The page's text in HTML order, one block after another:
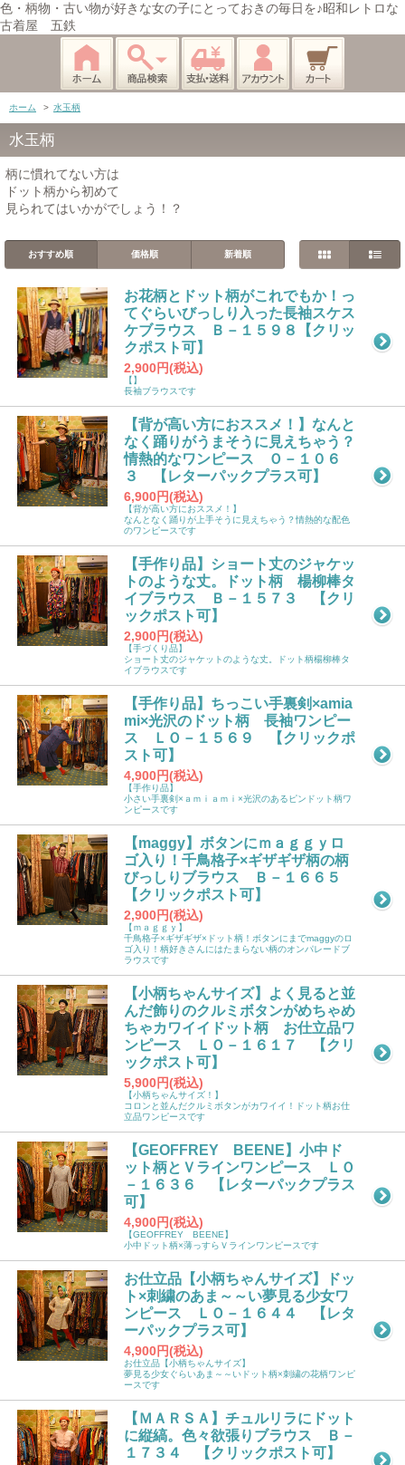
色・柄物・古い物が好きな女の子にとっておきの毎日を♪昭和レトロな
古着屋 五鉄
ホーム > 水玉柄
水玉柄
柄に慣れてない方は
ドット柄から初めて
見られてはいかがでしょう！？
おすすめ順 価格順 新着順
お花柄とドット柄がこれでもか！っ
てぐらいびっしり入った長袖スケス
ケブラウス Ｂ－１５９８【クリッ
クポスト可】
2,900円(税込)
【】
長袖ブラウスです
【背が高い方におススメ！】なんと
なく踊りがうまそうに見えちゃう？
情熱的なワンピース Ｏ－１０６
３ 【レターパックプラス可】
6,900円(税込)
【背が高い方におススメ！】
なんとなく踊りが上手そうに見えちゃう？情熱的な配色
のワンピースです
【手作り品】ショート丈のジャケッ
トのような丈。ドット柄 楊柳棒タ
イブラウス Ｂ－１５７３ 【クリ
ックポスト可】
2,900円(税込)
【手づくり品】
ショート丈のジャケットのような丈。ドット柄楊柳棒タ
イブラウスです
【手作り品】ちっこい手裏剣×amia
mi×光沢のドット柄 長袖ワンピー
ス ＬＯ－１５６９ 【クリックポ
スト可】
4,900円(税込)
【手作り品】
小さい手裏剣×ａｍｉａｍｉ×光沢のあるピンドット柄ワ
ンピースです
【maggy】ボタンにｍａｇｇｙロ
ゴ入り！千鳥格子×ギザギザ柄の柄
びっしりブラウス Ｂ－１６６５
【クリックポスト可】
2,900円(税込)
【ｍａｇｇｙ】
千鳥格子×ギザギザ×ドット柄！ボタンにまでmaggyのロ
ゴ入り！柄好きさんにはたまらない柄のオンパレードブ
ラウスです
【小柄ちゃんサイズ】よく見ると並
んだ飾りのクルミボタンがめちゃめ
ちゃカワイイドット柄 お仕立品ワ
ンピース ＬＯ－１６１７ 【クリ
ックポスト可】
5,900円(税込)
【小柄ちゃんサイズ！】
コロンと並んだクルミボタンがカワイイ！ドット柄お仕
立品ワンピースです
【GEOFFREY BEENE】小中ド
ット柄とＶラインワンピース ＬＯ
－１６３６ 【レターパックプラス
可】
4,900円(税込)
【GEOFFREY BEENE】
小中ドット柄×薄っすらＶラインワンピースです
お仕立品【小柄ちゃんサイズ】ドッ
ト×刺繍のあま～～い夢見る少女ワ
ンピース ＬＯ－１６４４ 【レタ
ーパックプラス可】
4,900円(税込)
お仕立品【小柄ちゃんサイズ】
夢見る少女ぐらいあま～～いドット柄×刺繍の花柄ワンピ
ースです
【ＭＡＲＳＡ】チュルリラにドット
に縦縞。色々欲張りブラウス Ｂ－
１７３４ 【クリックポスト可】